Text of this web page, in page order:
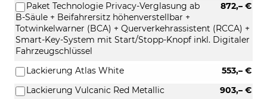
872,– €
Paket Technologie Privacy-Verglasung ab
B-Säule + Beifahrersitz höhenverstellbar +
Totwinkelwarner (BCA) + Querverkehrassistent (RCCA) +
Smart-Key-System mit Start/Stopp-Knopf inkl. Digitaler
Fahrzeugschlüssel
553,– €
Lackierung Atlas White
903,– €
Lackierung Vulcanic Red Metallic